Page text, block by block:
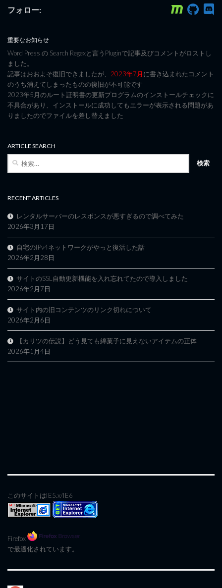
フォロー:
重要なお知らせ
Word Press の Search Regexと言うPluginで記事及びコメントがロストし
ました。
記事はおおよそ復旧できましたが、 2023年7月に書き込まれたコメント
のうち消えてしまったものの復旧が不可能です
2023年5月のルート証明書の更新プログラムのインストールチェックに
不具合があり、インストールに成功してもエラーが表示される問題があ
りましたのでファイルを差し替えました
ARTICLE SEARCH
RECENT ARTICLES
レンタルサーバーのレスポンスが悪すぎるので調べてみた
2026年3月17日
自宅のIPv4ネットワークがやっと復活した話
2026年2月28日
サイトのSSL自動更新機能を入れ忘れてたので導入しました
2026年2月7日
サイト内の旧コンテンツのリンク切れについて
2026年2月6日
【カリツの伝説】どう見ても綿菓子に見えないアイテムの正体
2026年1月4日
このサイトはIE5.x/IE6
Firefox
で最適化されています。